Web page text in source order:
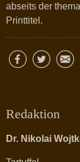
abseits der
Printtitel.
Redaktion
Dr. Nikolai